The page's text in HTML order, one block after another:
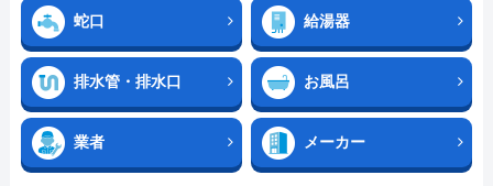
蛇口 給湯器
排水管・排水口 お風呂
業者 メーカー